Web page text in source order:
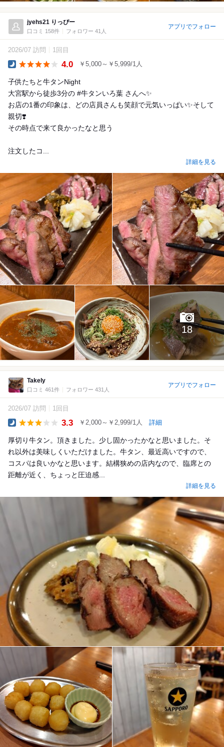
jyehs21 りっぴー
口コミ 158件 フォロワー 41人
アプリでフォロー
2026/07 訪問 1回目
4.0 ￥5,000～￥5,999/1人
子供たちと牛タンNight
大宮駅から徒歩3分の #牛タンいろ葉 さんへ✨
お店の1番の印象は、どの店員さんも笑顔で元気いっぱい✨そして
親切❣️
その時点で来て良かったなと思う
注文したコ...
詳細を見る
18
Takely
口コミ 461件 フォロワー 431人
アプリでフォロー
2026/07 訪問 1回目
3.3 ￥2,000～￥2,999/1人 詳細
厚切り牛タン。頂きました。少し固かったかなと思いました。そ
れ以外は美味しくいただけました。牛タン、最近高いですので、
コスパは良いかなと思います。結構狭めの店内なので、臨席との
距離が近く、ちょっと圧迫感...
詳細を見る